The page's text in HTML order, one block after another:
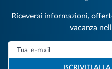
Riceverai informazioni,
vacanza
ISCRIVITI